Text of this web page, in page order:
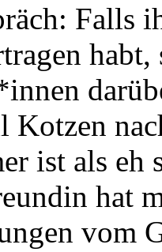
Falls
habt,
Kotzen
ist als eh
hat
vom